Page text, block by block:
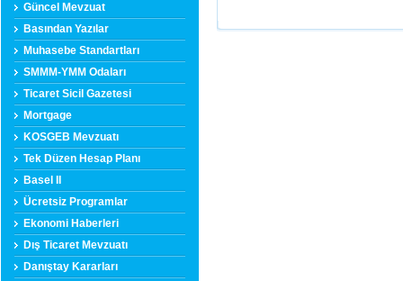
Güncel Mevzuat
Basından Yazılar
Muhasebe Standartları
SMMM-YMM Odaları
Ticaret Sicil Gazetesi
Mortgage
KOSGEB Mevzuatı
Tek Düzen Hesap Planı
Basel II
Ücretsiz Programlar
Ekonomi Haberleri
Dış Ticaret Mevzuatı
Danıştay Kararları